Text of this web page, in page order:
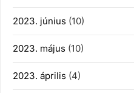
2023. június (10)
2023. május (10)
2023. április (4)